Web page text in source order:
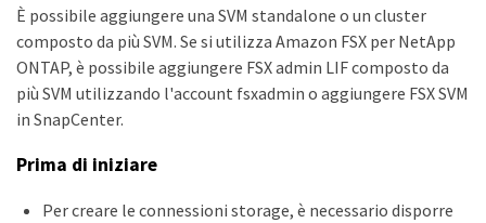
È possibile aggiungere una SVM standalone o un cluster
composto da più SVM. Se si utilizza Amazon FSX per NetApp
ONTAP, è possibile aggiungere FSX admin LIF composto da
più SVM utilizzando l'account fsxadmin o aggiungere FSX SVM
in SnapCenter.
Prima di iniziare
Per creare le connessioni storage, è necessario disporre